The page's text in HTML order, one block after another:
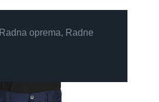
Radna oprema, Radne